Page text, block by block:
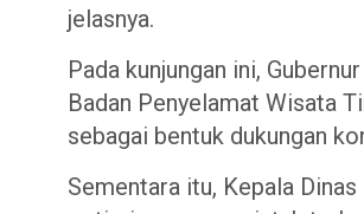
jelasnya.
​Pada kunjungan ini,
Badan Penyelamat Wisata
sebagai bentuk dukungan
​Sementara itu, Kepala